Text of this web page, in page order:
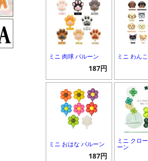
ミニ 肉球 バルーン
187円
ミニ わん
ミニ おはな バルーン
187円
ミニ クロ
ーン